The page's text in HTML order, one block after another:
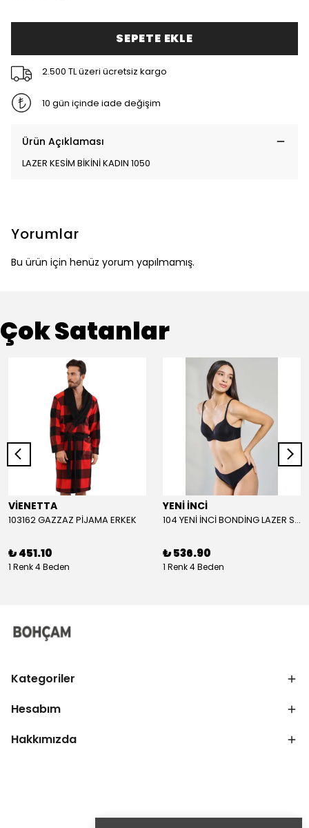
SEPETE EKLE
2.500 TL üzeri ücretsiz kargo
10 gün içinde iade değişim
Ürün Açıklaması
LAZER KESİM BİKİNİ KADIN 1050
Yorumlar
Bu ürün için henüz yorum yapılmamış.
Çok Satanlar
VİENETTA
103162 GAZZAZ PİJAMA ERKEK
₺ 451.10
1 Renk 4 Beden
YENİ İNCİ
104 YENİ İNCİ BONDİNG LAZER SÜTYEN KADIN
₺ 536.90
1 Renk 4 Beden
Kategoriler
Hesabım
Hakkımızda